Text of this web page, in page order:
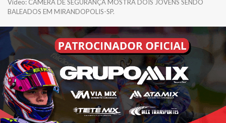
Vídeo: CÂMERA DE SEGURANÇA MOSTRA DOIS JOVENS SENDO
BALEADOS EM MIRANDOPOLIS-SP.